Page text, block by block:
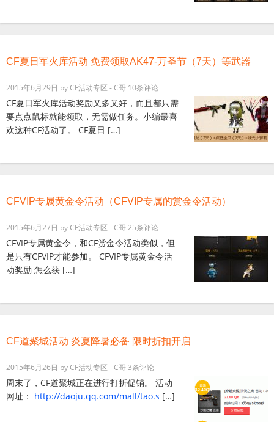
CF夏日军火库活动 免费领取AK47-万圣节（7天）等武器
2015年6月29日 byCF活动专区 - C哥 10条评论
CF夏日军火库活动奖励又多又好，而且都只需
要点点鼠标就能领取，无需做任务。小编最喜
欢这种CF活动了。 CF夏日 […]
CFVIP专属黄金令活动（CFVIP专属的赏金令活动）
2015年6月27日 byCF活动专区 - C哥25条评论
CFVIP专属黄金令，和CF赏金令活动类似，但
是只有CFVIP才能参加。 CFVIP专属黄金令活
动奖励 怎么获 […]
CF道聚城活动 炎夏降暑必备 限时折扣开启
2015年6月26日 byCF活动专区 - C哥3条评论
周末了，CF道聚城正在进行打折促销。 活动
网址： http://daoju.qq.com/mall/tao.s […]